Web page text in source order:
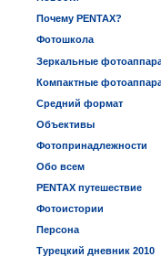
Почему PENTAX?
Фотошкола
Зеркальные
Компактные
Средний формат
Объективы
Фотопринадлежности
Обо всем
PENTAX путешествие
Фотоистории
Персона
Турецкий дневник 2010